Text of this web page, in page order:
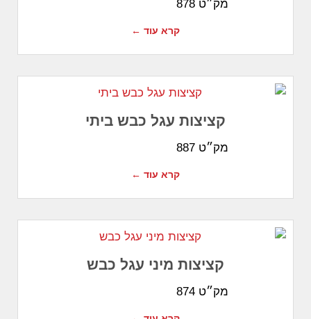
מק״ט 878
קרא עוד ←
קציצות עגל כבש ביתי
מק״ט 887
קרא עוד ←
קציצות מיני עגל כבש
מק״ט 874